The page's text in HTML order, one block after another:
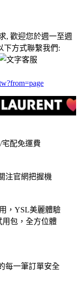
, 歡迎您於週一至週
下方式聯繫我們:
宅配免運費
注官網把握機
，YSL美麗體驗
用包，全方位體
每一筆訂單安全